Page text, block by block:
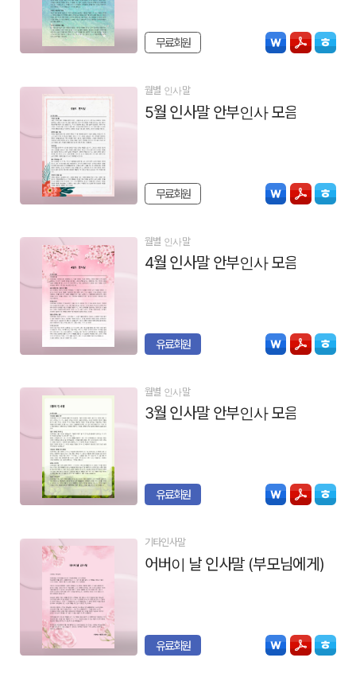
무료회원
월별 인사말
5월 인사말 안부인사 모음
무료회원
월별 인사말
4월 인사말 안부인사 모음
유료회원
월별 인사말
3월 인사말 안부인사 모음
유료회원
기타인사말
어버이 날 인사말 (부모님에게)
유료회원